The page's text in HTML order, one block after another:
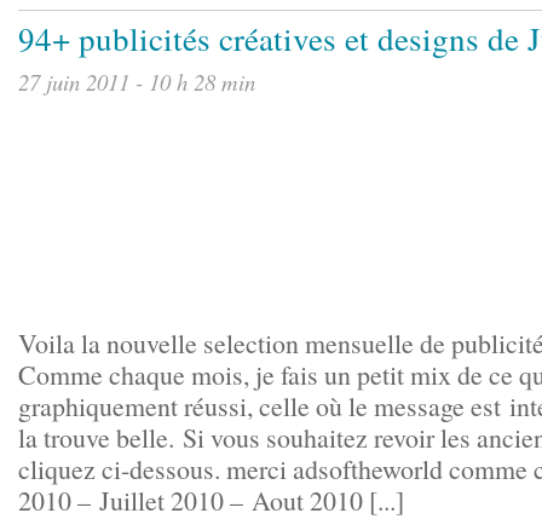
94+ publicités créatives et designs de
27 juin 2011 - 10 h 28 min
Voila la nouvelle selection mensuelle de
Comme chaque mois, je fais un petit mix de ce
graphiquement réussi, celle où le message est
la trouve belle. Si vous souhaitez revoir les
cliquez ci-dessous. merci adsoftheworld comme
2010 – Juillet 2010 – Aout 2010 [...]